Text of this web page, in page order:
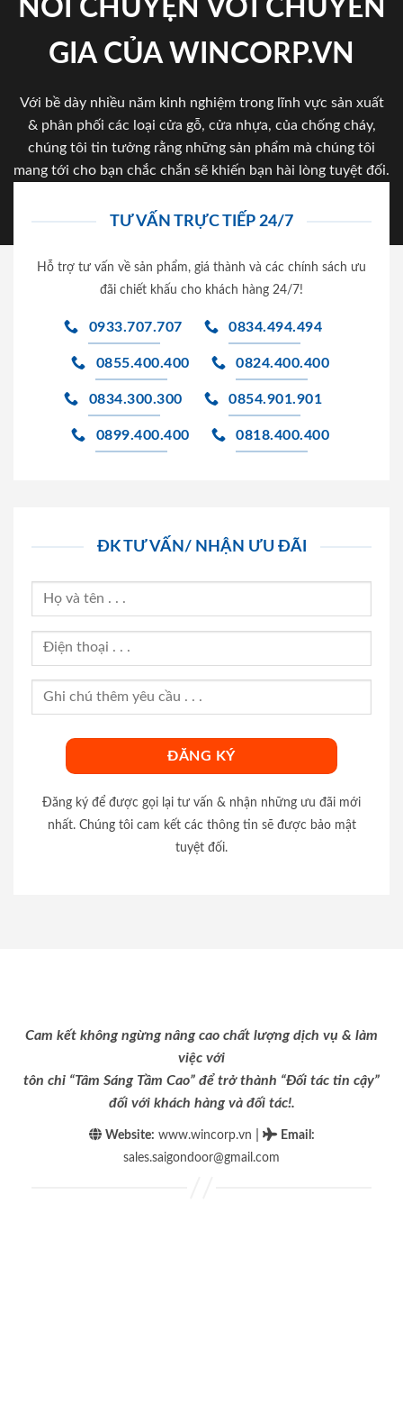
NÓI CHUYỆN VỚI CHUYÊN
GIA CỦA WINCORP.VN
Với bề dày nhiều năm kinh nghiệm trong lĩnh vực sản xuất
& phân phối các loại cửa gỗ, cửa nhựa, của chống cháy,
chúng tôi tin tưởng rằng những sản phẩm mà chúng tôi
mang tới cho bạn chắc chắn sẽ khiến bạn hài lòng tuyệt đối.
TƯ VẤN TRỰC TIẾP 24/7
Hỗ trợ tư vấn về sản phẩm, giá thành và các chính sách ưu
đãi chiết khấu cho khách hàng 24/7!
0933.707.707 0834.494.494
0855.400.400 0824.400.400
0834.300.300 0854.901.901
0899.400.400 0818.400.400
ĐK TƯ VẤN/ NHẬN ƯU ĐÃI
Đăng ký để được gọi lại tư vấn & nhận những ưu đãi mới
nhất. Chúng tôi cam kết các thông tin sẽ được bảo mật
tuyệt đối.
Cam kết không ngừng nâng cao chất lượng dịch vụ & làm
việc với
tôn chỉ “Tâm Sáng Tầm Cao” để trở thành “Đối tác tin cậy”
đối với khách hàng và đối tác!.
Website: www.wincorp.vn Email :
sales.saigondoor@gmail.com